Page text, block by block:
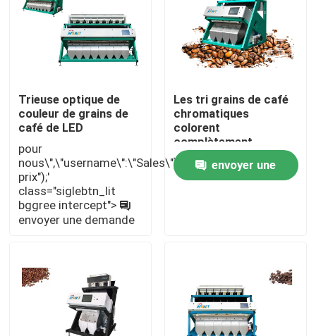
Visite d'usine
Contactez-nous
Nouvelles
Demandez une citation
trieuse de couleur de grain
Trieuse optique de
couleur de grains de
café de LED
pour
nous\",\"username\":\"Sales\"}","","","","meilleur
prix");'
class="siglebtn_lit
bggree intercept">
envoyer une demande
Les tri grains de café
chromatiques
colorent
complètement
automatique
intelligent de trieuse
envoyer une